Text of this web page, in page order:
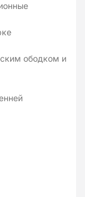
ободком и